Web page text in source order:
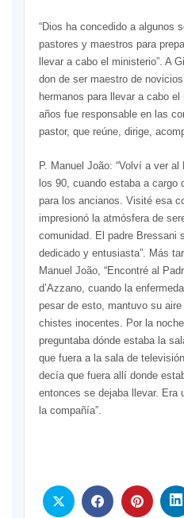
“Dios ha concedido a algunos
pastores y maestros para
llevar a cabo el ministerio”. A
don de ser maestro de
hermanos para llevar a cabo
años fue responsable en las
pastor, que reúne, dirige,
P. Manuel João: “Volví a ver
los 90, cuando estaba a cargo
para los ancianos. Visité esa
impresionó la atmósfera de
comunidad. El padre Bressani
dedicado y entusiasta”. Más
Manuel João, “Encontré al
d’Azzano, cuando la
pesar de esto, mantuvo su
chistes inocentes. Por la
preguntaba dónde estaba la
que fuera a la sala de
decía que fuera allí donde
entonces se dejaba llevar. Era
la compañía”.